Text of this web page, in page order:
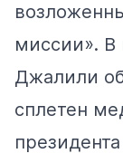
миссии». В
Джалили
сплетен